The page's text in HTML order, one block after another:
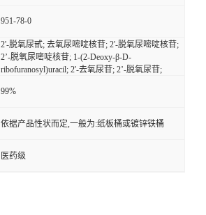
951-78-0
2'-脱氧尿甙; 去氧尿嘧啶核苷; 2'-脱氧尿嘧啶核苷;
2’-脱氧尿嘧啶核苷; 1-(2-Deoxy-β-D-
ribofuranosyl)uracil; 2'-去氧尿苷; 2’-脱氧尿苷;
99%
依据产品性状而定,一般为:纸板桶或镀锌铁桶
医药级